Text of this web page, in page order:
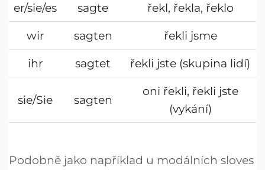
er/sie/es
sagte
řekl, řekla, řeklo
wir
sagten
řekli jsme
ihr
sagtet řekli jste (skupina lidí)
sie/Sie sagten
oni řekli, řekli jste
(vykání)
Podobně jako například u modálních sloves